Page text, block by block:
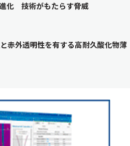
化 技術がもたらす脅威
赤外透明性を有する高耐久酸化物薄